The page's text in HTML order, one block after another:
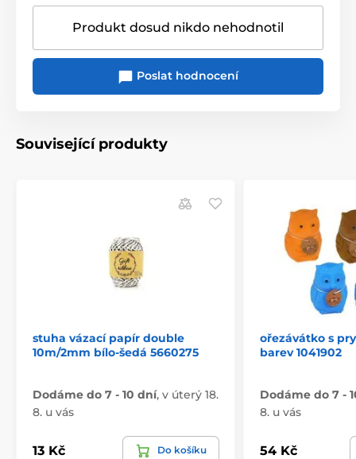
Produkt dosud nikdo nehodnotil
Poslat hodnocení
Související produkty
stuha vázací papír double
10m/2mm bílo-šedá 5660275
Dodáme do 7 - 10 dní, v úterý 18.
8. u vás
13 Kč Do košíku
ořezávátko s
barev 1041902
Dodáme do 7 -
8. u vás
54 Kč